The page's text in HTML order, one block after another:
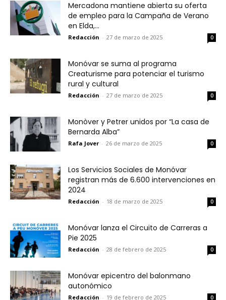
Mercadona mantiene abierta su oferta
de empleo para la Campaña de Verano
en Elda,...
Redacción - 27 de marzo de 2025 0
Monóvar se suma al programa
Creaturisme para potenciar el turismo
rural y cultural
Redacción - 27 de marzo de 2025 0
Monòver y Petrer unidos por “La casa de
Bernarda Alba”
Rafa Jover - 26 de marzo de 2025 0
Los Servicios Sociales de Monóvar
registran más de 6.600 intervenciones en
2024
Redacción - 18 de marzo de 2025 0
Monóvar lanza el Circuito de Carreras a
Pie 2025
Redacción - 28 de febrero de 2025 0
Monóvar epicentro del balonmano
autonómico
Redacción - 19 de febrero de 2025 0